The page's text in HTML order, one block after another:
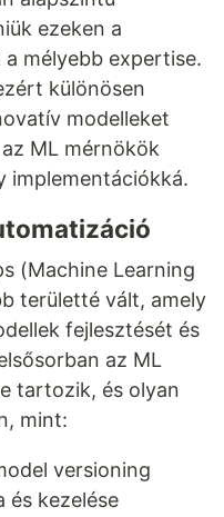
ezeken a
mélyebb expertise.
különösen
modelleket
ML mérnökök
implementációkká.
(Machine Learning
területté vált, amely
fejlesztését és
az ML
tartozik, és olyan
mint:
versioning
és kezelése